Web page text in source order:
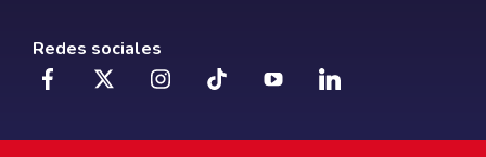
Redes sociales